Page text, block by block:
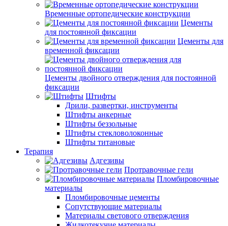
Временные ортопедические конструкции
Цементы
для постоянной фиксации
Цементы для
временной фиксации
Цементы двойного отверждения для постоянной
фиксации
Штифты
Дрили, развертки, инструменты
Штифты анкерные
Штифты беззольные
Штифты стекловолоконные
Штифты титановые
Терапия
Адгезивы
Протравочные гели
Пломбировочные
материалы
Пломбировочные цементы
Сопутствующие материалы
Материалы светового отверждения